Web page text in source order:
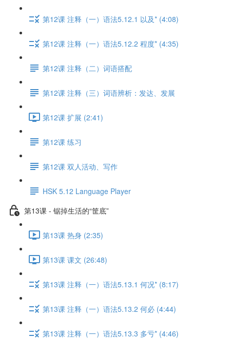
第12课 注释（一）语法5.12.1 以及* (4:08)
第12课 注释（一）语法5.12.2 程度* (4:35)
第12课 注释（二）词语搭配
第12课 注释（三）词语辨析：发达、发展
第12课 扩展 (2:41)
第12课 练习
第12课 双人活动、写作
HSK 5.12 Language Player
第13课 - 锯掉生活的“筐底”
第13课 热身 (2:35)
第13课 课文 (26:48)
第13课 注释（一）语法5.13.1 何况* (8:17)
第13课 注释（一）语法5.13.2 何必 (4:44)
第13课 注释（一）语法5.13.3 多亏* (4:46)